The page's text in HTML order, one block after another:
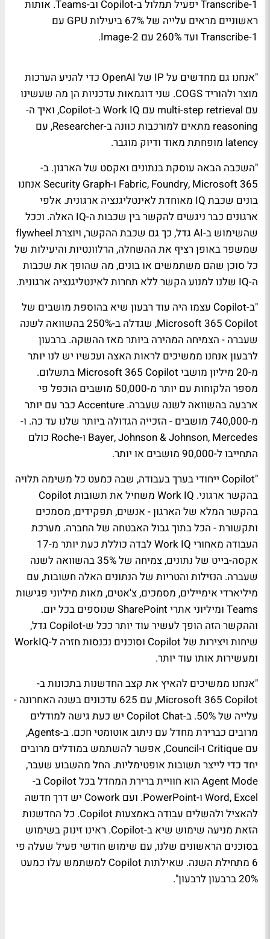
Transcribe-1 יפעיל תמלול ב-Copilot וב-Teams. אותות
ראשוניים מראים עלייה של 67% ביעילות GPU עם
Transcribe-1 ועד 260% עם Image-2.
"אנחנו גם מחדשים על IP של OpenAI כדי להניע הערכות
מוצר ולהוריד COGS. שני דוגמאות עדכניות הן מה שעשינו
עם multi-step retrieval עם Work IQ ב-Copilot, ואיך ה-
reasoning מתאים למורכבות כוונה ב-Researcher, עם
latency מופחתת מאוד ודיוק מוגבר.
"השכבה הבאה עוסקת בנתונים ואקסט של הארגון. ב-
Fabric, Foundry, Microsoft 365 ו-Security Graph אנחנו
בונים שכבת IQ מאוחדת לאינטליגנציה ארגונית. אלפי
ארגונים כבר ניגשים להקשר בין שכבות ה-IQ האלה. וככל
שהשימוש ב-AI גדל, כך גם שכבת ההקשר, ויוצרת flywheel
שמשפר באופן רציף את ההשחלה, הרלוונטיות והיעילות של
כל סוכן שהם משתמשים או בונים, מה שהופך את שכבות
ה-IQ שלנו למנוע הקשר ללא תחרות לאינטליגנציה ארגונית.
"ב-Copilot עצמו היה עוד רבעון שיא בהוספת מושבים של
Microsoft 365 Copilot, שגדלה ב-250% בהשוואה לשנה
שעברה - הצמיחה המהירה ביותר מאז ההשקה. ברבעון
לרבעון אנחנו ממשיכים לראות האצה ועכשיו יש לנו יותר
מ-20 מיליון מושבי Microsoft 365 Copilot בתשלום.
מספר הלקוחות עם יותר מ-50,000 מושבים הוכפל פי
ארבעה בהשוואה לשנה שעברה. Accenture כבר עם יותר
מ-740,000 מושבים - הזכייה הגדולה ביותר שלנו עד כה. ו-
Bayer, Johnson & Johnson, Mercedes ו-Roche כולם
התחייבו ל-90,000 מושבים או יותר.
"Copilot ייחודי בערך בעבודה, שבה כמעט כל משימה תלויה
בהקשר ארגוני. Work IQ משחיל את תשובות Copilot
בהקשר המלא של הארגון - אנשים, תפקידים, מסמכים
ותקשורת - הכל בתוך גבול האבטחה של החברה. מערכת
העבודה מאחורי Work IQ לבדה כוללת כעת יותר מ-17
אקסה-בייט של נתונים, צמיחה של 35% בהשוואה לשנה
שעברה. הנזילות והטריות של הנתונים האלה חשובות, עם
מיליארדי אימיילים, מסמכים, צ'אטים, מאות מיליוני פגישות
Teams ומיליוני אתרי SharePoint שנוספים בכל יום.
וההקשר הזה הופך לעשיר עוד יותר ככל ש-Copilot גדל,
שיחות ויצירות של Copilot וסוכנים נכנסות חזרה ל-WorkIQ
ומעשירות אותו עוד יותר.
"אנחנו ממשיכים להאיץ את קצב החדשנות בתכונות ב-
Microsoft 365 Copilot, עם 625 עדכונים בשנה האחרונה -
עלייה של 50%. ב-Copilot Chat יש כעת גישה למודלים
מרובים כברירת מחדל עם ניתוב אוטומטי חכם. ב-Agents,
עם Critique ו-Council, אפשר להשתמש במודלים מרובים
יחד כדי לייצר תשובות אופטימליות. החל מהשבוע שעבר,
Agent Mode הוא חוויית ברירת המחדל בכל Copilot ב-
Word, Excel ו-PowerPoint. ועם Cowork יש דרך חדשה
להאציל ולהשלים עבודה באמצעות Copilot. כל החדשנות
הזאת מניעה שימוש שיא ב-Copilot. ראינו זינוק בשימוש
בסוכנים הראשונים שלנו, עם שימוש חודשי פעיל שעלה פי
6 מתחילת השנה. שאילתות Copilot למשתמש עלו כמעט
20% ברבעון לרבעון".